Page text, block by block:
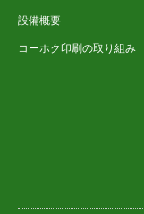
設備概要
コーホク印刷の取り組み